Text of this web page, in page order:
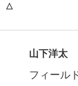
山下洋太
フィール